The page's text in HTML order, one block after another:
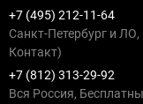
+7 (495) 212-11-64
Санкт-Петербург и
Контакт)
+7 (812) 313-29-92
Вся Россия,